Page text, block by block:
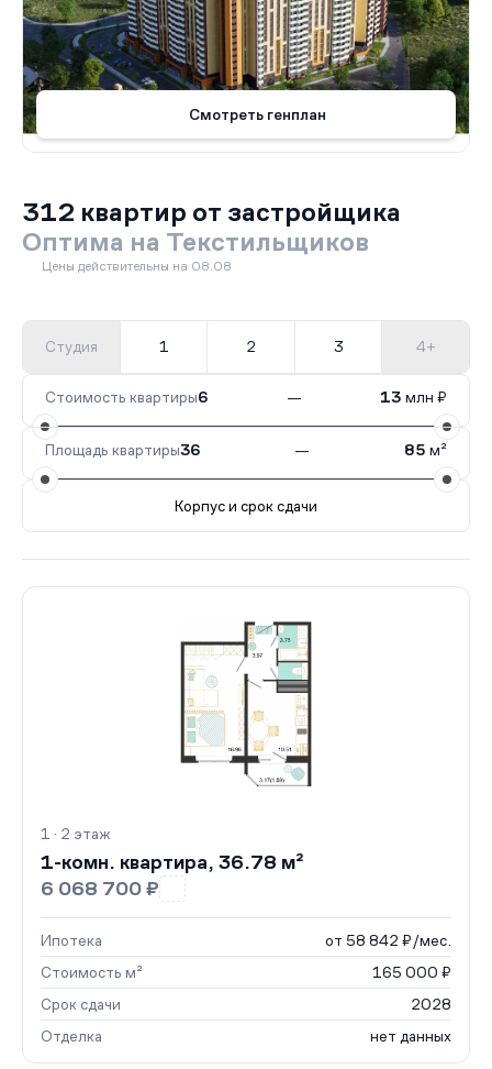
Смотреть генплан
312 квартир от застройщика
Оптима на Текстильщиков
Цены действительны на 08.08
Студия 1 2 3 4+
Стоимость квартиры6 — 13 млн ₽
Площадь квартиры36 — 85 м²
Корпус и срок сдачи
1312 кв.I кв. 2028
1 · 2 этаж
1-комн. квартира, 36.78 м²
6 068 700 ₽
Ипотека
от 58 842 ₽/мес.
Стоимость м²
165 000 ₽
Срок сдачи
2028
Отделка
нет данных